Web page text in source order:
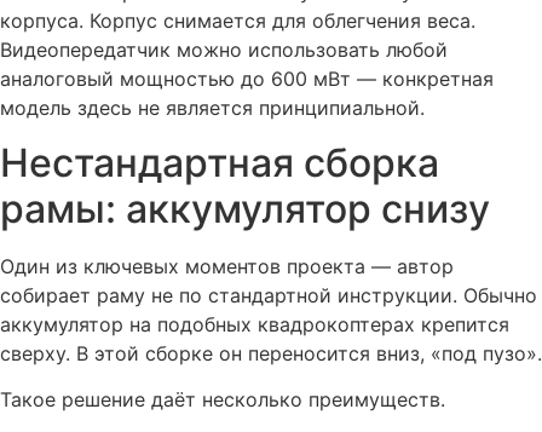
корпуса. Корпус снимается для облегчения веса.
Видеопередатчик можно использовать любой
аналоговый мощностью до 600 мВт — конкретная
модель здесь не является принципиальной.
Нестандартная сборка
рамы: аккумулятор снизу
Один из ключевых моментов проекта — автор
собирает раму не по стандартной инструкции. Обычно
аккумулятор на подобных квадрокоптерах крепится
сверху. В этой сборке он переносится вниз, «под пузо».
Такое решение даёт несколько преимуществ.